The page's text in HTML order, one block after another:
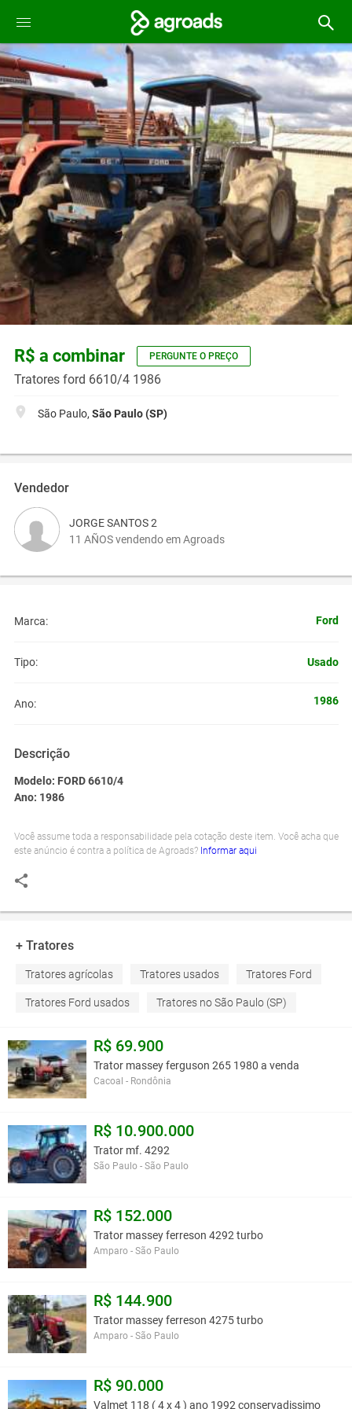
R$ a combinar PERGUNTE O PREÇO
Tratores ford 6610/4 1986
São Paulo, São Paulo (SP)
Vendedor
JORGE SANTOS 2
11 AÑOS vendendo em Agroads
Marca: Ford
Tipo: Usado
Ano: 1986
Descrição
Modelo: FORD 6610/4
Ano: 1986
Você assume toda a responsabilidade pela cotação deste item. Você acha que
este anúncio é contra a política de Agroads? Informar aqui
+ Tratores
Tratores agrícolas Tratores usados Tratores Ford
Tratores Ford usados Tratores no São Paulo (SP)
R$ 69.900
Trator massey ferguson 265 1980 a venda
Cacoal - Rondônia
R$ 10.900.000
Trator mf. 4292
São Paulo - São Paulo
R$ 152.000
Trator massey ferreson 4292 turbo
Amparo - São Paulo
R$ 144.900
Trator massey ferreson 4275 turbo
Amparo - São Paulo
R$ 90.000
Valmet 118 ( 4 x 4 ) ano 1992 conservadissimo